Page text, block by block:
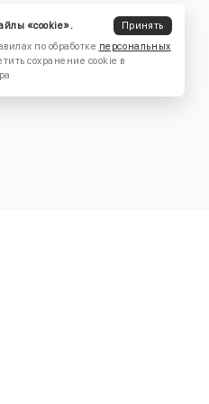
«cookie».
Принять
по обработке персональных
сохранение cookie в